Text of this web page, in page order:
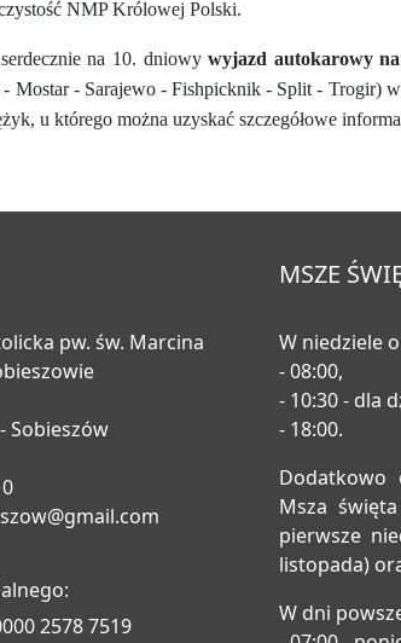
NMP Królowej Polski.
na 10. dniowy wyjazd autokarowy
Mostar - Sarajewo - Fishpicknik - Split - Trogir)
u którego można uzyskać szczegółowe
pw. św. Marcina
Sobieszów
2578 7519
MSZE
W niedziele
- 08:00,
- 10:30 - dla
- 18:00.
Dodatkowo
Msza
pierwsze
listopada)
W dni